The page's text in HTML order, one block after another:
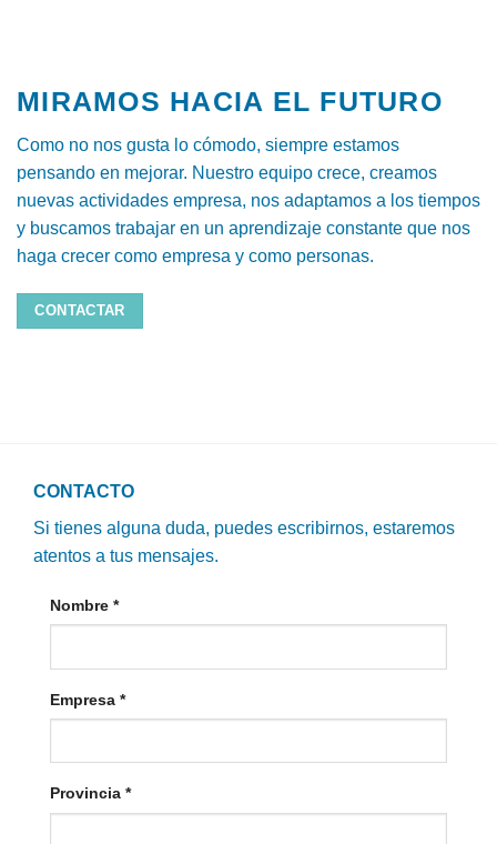
MIRAMOS HACIA EL FUTURO
Como no nos gusta lo cómodo, siempre estamos
pensando en mejorar. Nuestro equipo crece, creamos
nuevas actividades empresa, nos adaptamos a los tiempos
y buscamos trabajar en un aprendizaje constante que nos
haga crecer como empresa y como personas.
CONTACTAR
CONTACTO
Si tienes alguna duda, puedes escribirnos, estaremos
atentos a tus mensajes.
Nombre *
Empresa *
Provincia *